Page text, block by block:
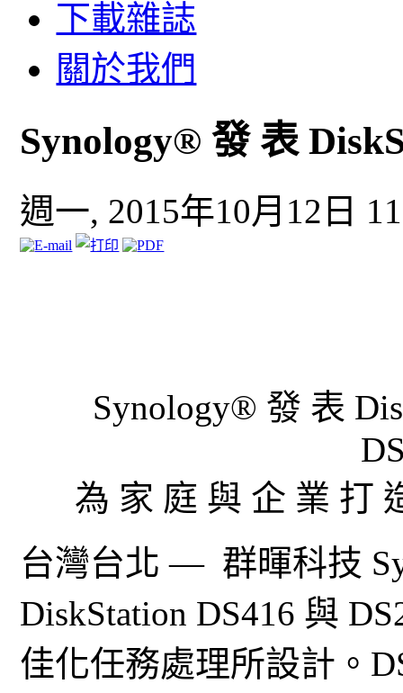
下載雜誌
關於我們
Synology® 發 表
週一, 2015年10月12日
Synology® 發 表
為 家 庭 與 企 業 打
台灣台北 — 群暉科技
DiskStation DS416 與
佳化任務處理所設計。